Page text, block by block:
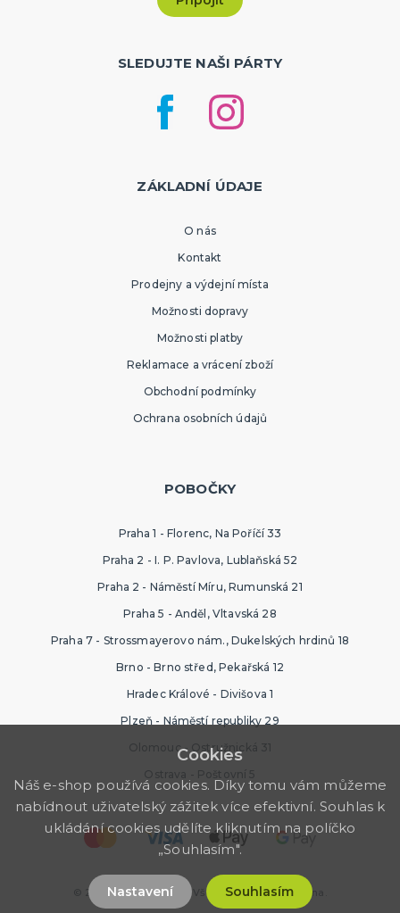
SLEDUJTE NAŠI PÁRTY
ZÁKLADNÍ ÚDAJE
O nás
Kontakt
Prodejny a výdejní místa
Možnosti dopravy
Možnosti platby
Reklamace a vrácení zboží
Obchodní podmínky
Ochrana osobních údajů
POBOČKY
Praha 1 - Florenc, Na Poříčí 33
Praha 2 - I. P. Pavlova, Lublaňská 52
Praha 2 - Náměstí Míru, Rumunská 21
Praha 5 - Anděl, Vltavská 28
Praha 7 - Strossmayerovo nám., Dukelských hrdinů 18
Brno - Brno střed, Pekařská 12
Hradec Králové - Divišova 1
Plzeň - Náměstí republiky 29
Olomouc - Ostružnická 31
Ostrava - Poštovní 5
© 2026 Párty Výzdoba. Všechna práva vyhrazena.
Cookies
Náš e-shop používá cookies. Díky tomu vám můžeme
nabídnout uživatelský zážitek více efektivní. Souhlas k
ukládání cookies udělíte kliknutím na políčko
„Souhlasím".
Nastavení Souhlasím